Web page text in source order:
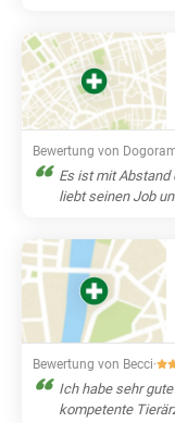
Bewertung von
Es ist mit Abstand
liebt seinen Job
Bewertung von Becci·
Ich habe sehr
kompetente